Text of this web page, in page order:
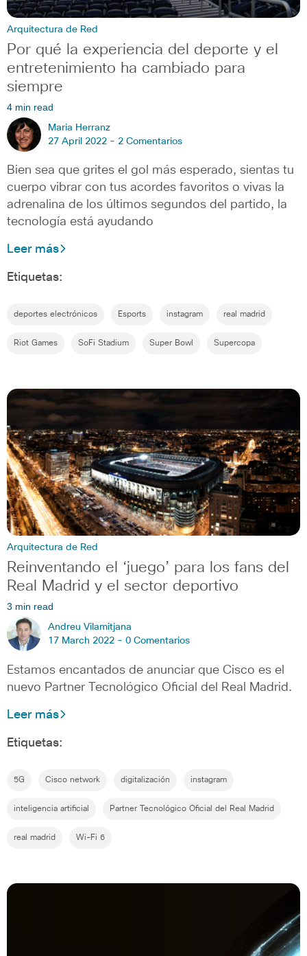
Arquitectura de Red
Por qué la experiencia del deporte y el
entretenimiento ha cambiado para
siempre
4 min read
Maria Herranz
27 April 2022 - 2 Comentarios
Bien sea que grites el gol más esperado, sientas tu
cuerpo vibrar con tus acordes favoritos o vivas la
adrenalina de los últimos segundos del partido, la
tecnología está ayudando
Leer más
Etiquetas:
deportes electrónicos Esports instagram real madrid
Riot Games SoFi Stadium Super Bowl Supercopa
Arquitectura de Red
Reinventando el ‘juego’ para los fans del
Real Madrid y el sector deportivo
3 min read
Andreu Vilamitjana
17 March 2022 - 0 Comentarios
Estamos encantados de anunciar que Cisco es el
nuevo Partner Tecnológico Oficial del Real Madrid.
Leer más
Etiquetas:
5G Cisco network digitalización instagram
inteligencia artificial Partner Tecnológico Oficial del Real Madrid
real madrid Wi-Fi 6